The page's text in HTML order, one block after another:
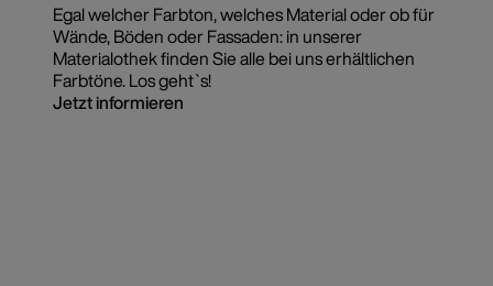
Egal welcher Farbton, welches Material oder ob für
Wände, Böden oder Fassaden: in unserer
Materialothek finden Sie alle bei uns erhältlichen
Farbtöne. Los geht`s!
Jetzt informieren